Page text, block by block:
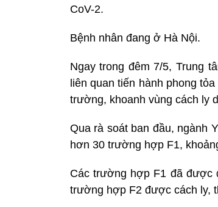
CoV-2.
Bệnh nhân đang ở Hà Nội.
Ngay trong đêm 7/5, Trung
liên quan tiến hành phong
trường, khoanh vùng cách ly
Qua rà soát ban đầu, ngành
hơn 30 trường hợp F1,
Các trường hợp F1 đã được
trường hợp F2 được cách ly,